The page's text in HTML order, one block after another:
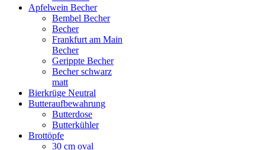
Apfelwein Becher
Bembel Becher
Becher
Frankfurt am Main
Becher
Gerippte Becher
Becher schwarz
matt
Bierkrüge Neutral
Butteraufbewahrung
Butterdose
Butterkühler
Brottöpfe
30 cm oval